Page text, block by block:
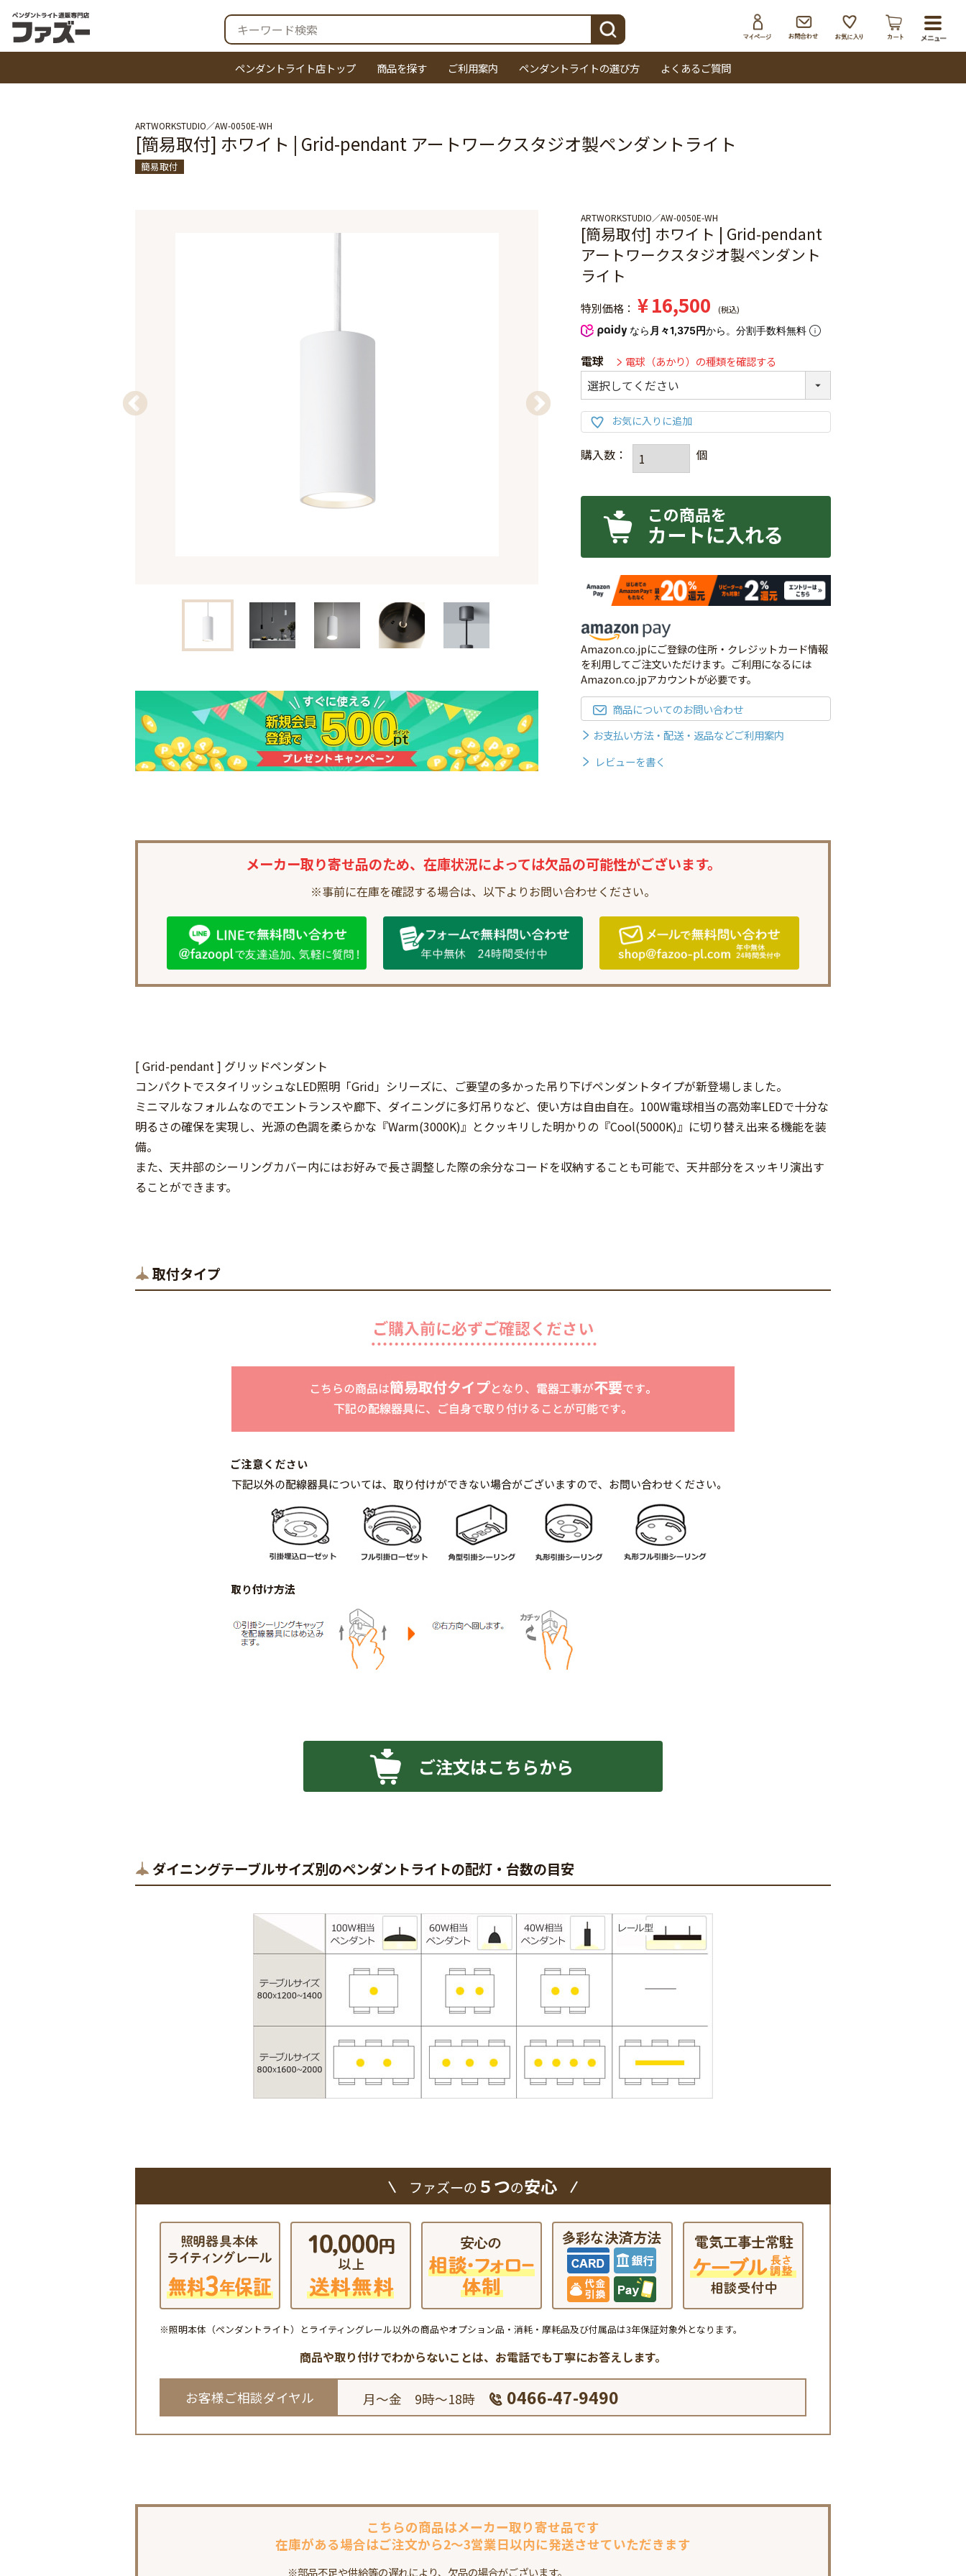
検索
ペンダントライト店トップ 商品を探す ご利用案内 ペンダントライトの選び方 よくあるご質問
ARTWORKSTUDIO AW-0050E-WH
[簡易取付] ホワイト | Grid-pendant アートワークスタジオ製ペンダントライト
簡易取付
ARTWORKSTUDIO AW-0050E-WH
[簡易取付] ホワイト | Grid-pendant
アートワークスタジオ製ペンダント
ライト
特別価格 ¥16,500 税込
なら 月々1,375円から。分割手数料無料
電球 電球（あかり）の種類を確認する
カートに入れる
Amazon.co.jpにご登録の住所・クレジットカード情報
を利用してご注文いただけます。ご利用になるには
Amazon.co.jpアカウントが必要です。
商品についてのお問い合わせ
お支払い方法・配送・返品などご利用案内
レビューを書く
メーカー取り寄せ品のため、 在庫状況によっては欠品の可能性がございます。
※事前に在庫を確認する場合は、 以下よりお問い合わせください。
[ Grid-pendant ] グリッドペンダント
コンパクトでスタイリッシュなLED照明「Grid」シリーズに、ご要望の多かった吊り下げペンダントタイプが新登場しました。
ミニマルなフォルムなのでエントランスや廊下、ダイニングに多灯吊りなど、使い方は自由自在。100W電球相当の高効率LEDで十分な
明るさの確保を実現し、光源の色調を柔らかな『Warm(3000K)』とクッキリした明かりの『Cool(5000K)』に切り替え出来る機能を装
備。
また、天井部のシーリングカバー内にはお好みで長さ調整した際の余分なコードを収納することも可能で、天井部分をスッキリ演出す
ることができます。
取付タイプ
ご注文はこちらから
ダイニングテーブルサイズ別のペンダントライトの配灯・台数の目安
ファズーの ５つの安心
※照明本体（ペンダントライト）とライティングレール以外の商品やオプション品・消耗・摩耗品及び付属品は3年保証対象外となります。
商品や取り付けでわからないことは、 お電話でも丁寧にお答えします。
お客様ご相談ダイヤル 月～金 9時～18時 0466-47-9490
こちらの商品はメーカー取り寄せ品です
在庫がある場合はご注文から2～3営業日以内に発送させていただきます
※部品不足や供給等の遅れにより、欠品の場合がございます。